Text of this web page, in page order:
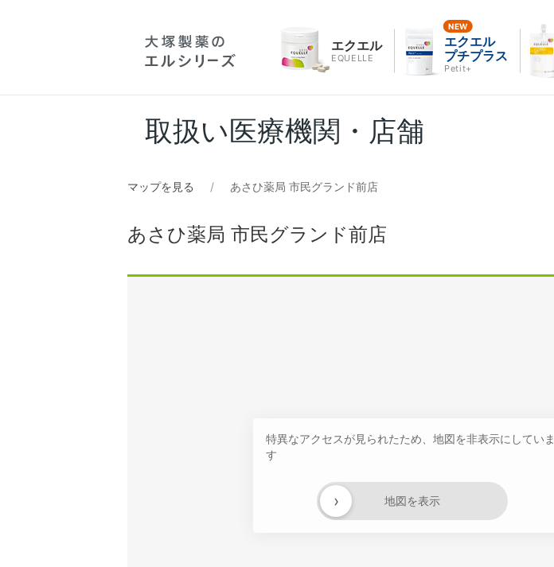
エクエル
EQUELLE
エクエル
プチプラス
Petit+
取扱い医療機関・店舗
マップを見る あさひ薬局 市民グランド前店
あさひ薬局 市民グランド前店
特異なアクセスが見られたため、地図を非表示にしていま
す
地図を表示
›